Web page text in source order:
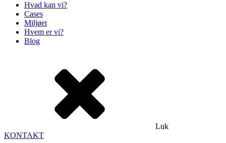
Hvad kan vi?
Cases
Miljøet
Hvem er vi?
Blog
Luk
KONTAKT